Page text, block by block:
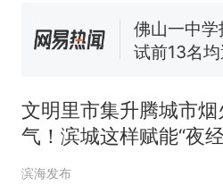
佛山一中
试前13名
核查
母瘫痪 轰-
“不建议大
搜，网友
十多万
文明里市集升腾城市烟
气！滨城这样赋能“夜
济” →
滨海发布